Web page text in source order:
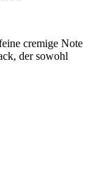
cremige Note
der sowohl